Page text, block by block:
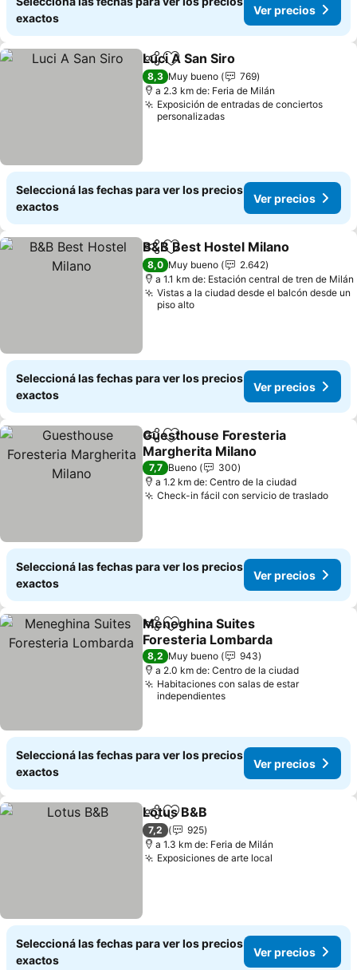
exactos
Ver precios
CompartirAñadir a favoritos
Luci A San Siro
8,3 Muy bueno
769
a 2.3 km de: Feria de Milán
Exposición de entradas de conciertos
personalizadas
Seleccioná las fechas para ver los precios
exactos
Ver precios
CompartirAñadir a favoritos
B&B Best Hostel Milano
8,0 Muy bueno
2.642
a 1.1 km de: Estación central de tren de Milán
Vistas a la ciudad desde el balcón desde un
piso alto
Seleccioná las fechas para ver los precios
exactos
Ver precios
CompartirAñadir a favoritos
Guesthouse Foresteria
Margherita Milano
7,7 Bueno
300
a 1.2 km de: Centro de la ciudad
Check-in fácil con servicio de traslado
Seleccioná las fechas para ver los precios
exactos
Ver precios
CompartirAñadir a favoritos
Meneghina Suites
Foresteria Lombarda
8,2 Muy bueno
943
a 2.0 km de: Centro de la ciudad
Habitaciones con salas de estar
independientes
Seleccioná las fechas para ver los precios
exactos
Ver precios
CompartirAñadir a favoritos
Lotus B&B
7,2
925
a 1.3 km de: Feria de Milán
Exposiciones de arte local
Seleccioná las fechas para ver los precios
exactos
Ver precios